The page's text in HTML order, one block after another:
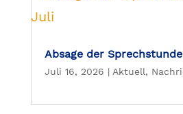
Absage der
Juli 16, 2026 | Aktuell,